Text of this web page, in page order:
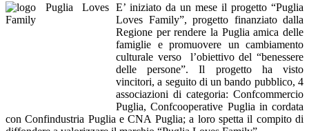
E’ iniziato da un mese il progetto “Puglia
Loves Family”, progetto finanziato dalla
Regione per rendere la Puglia amica delle
famiglie e promuovere un cambiamento
culturale verso l’obiettivo del “benessere
delle persone”. Il progetto ha visto
vincitori, a seguito di un bando pubblico, 4
associazioni di categoria: Confcommercio
Puglia, Confcooperative Puglia in cordata
con Confindustria Puglia e CNA Puglia; a loro spetta il compito di